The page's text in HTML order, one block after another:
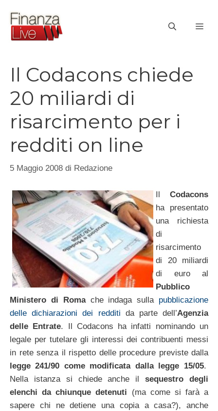
contenuto
Il Codacons chiede
20 miliardi di
risarcimento per i
redditi on line
5 Maggio 2008 di Redazione
Codacons
ha presentato
una richiesta
di
risarcimento
di 20 miliardi
di euro al
Pubblico
Ministero di Romache indaga sulla pubblicazione
delle dichiarazioni dei redditi da parte dell’Agenzia
delle Entrate. Il Codacons ha infatti nominando un
legale per tutelare gli interessi dei contribuenti messi
in rete senza il rispetto delle procedure previste dalla
legge 241/90 come modificata dalla legge 15/05.
Nella istanza si chiede anche il
sequestro degli
elenchi da chiunque detenuti (ma come si farà a
sapere chi ne detiene una copia a casa?), anche